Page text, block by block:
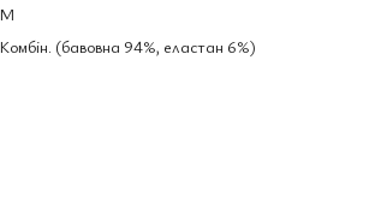
M
Комбін. (бавовна 94%, еластан 6%)